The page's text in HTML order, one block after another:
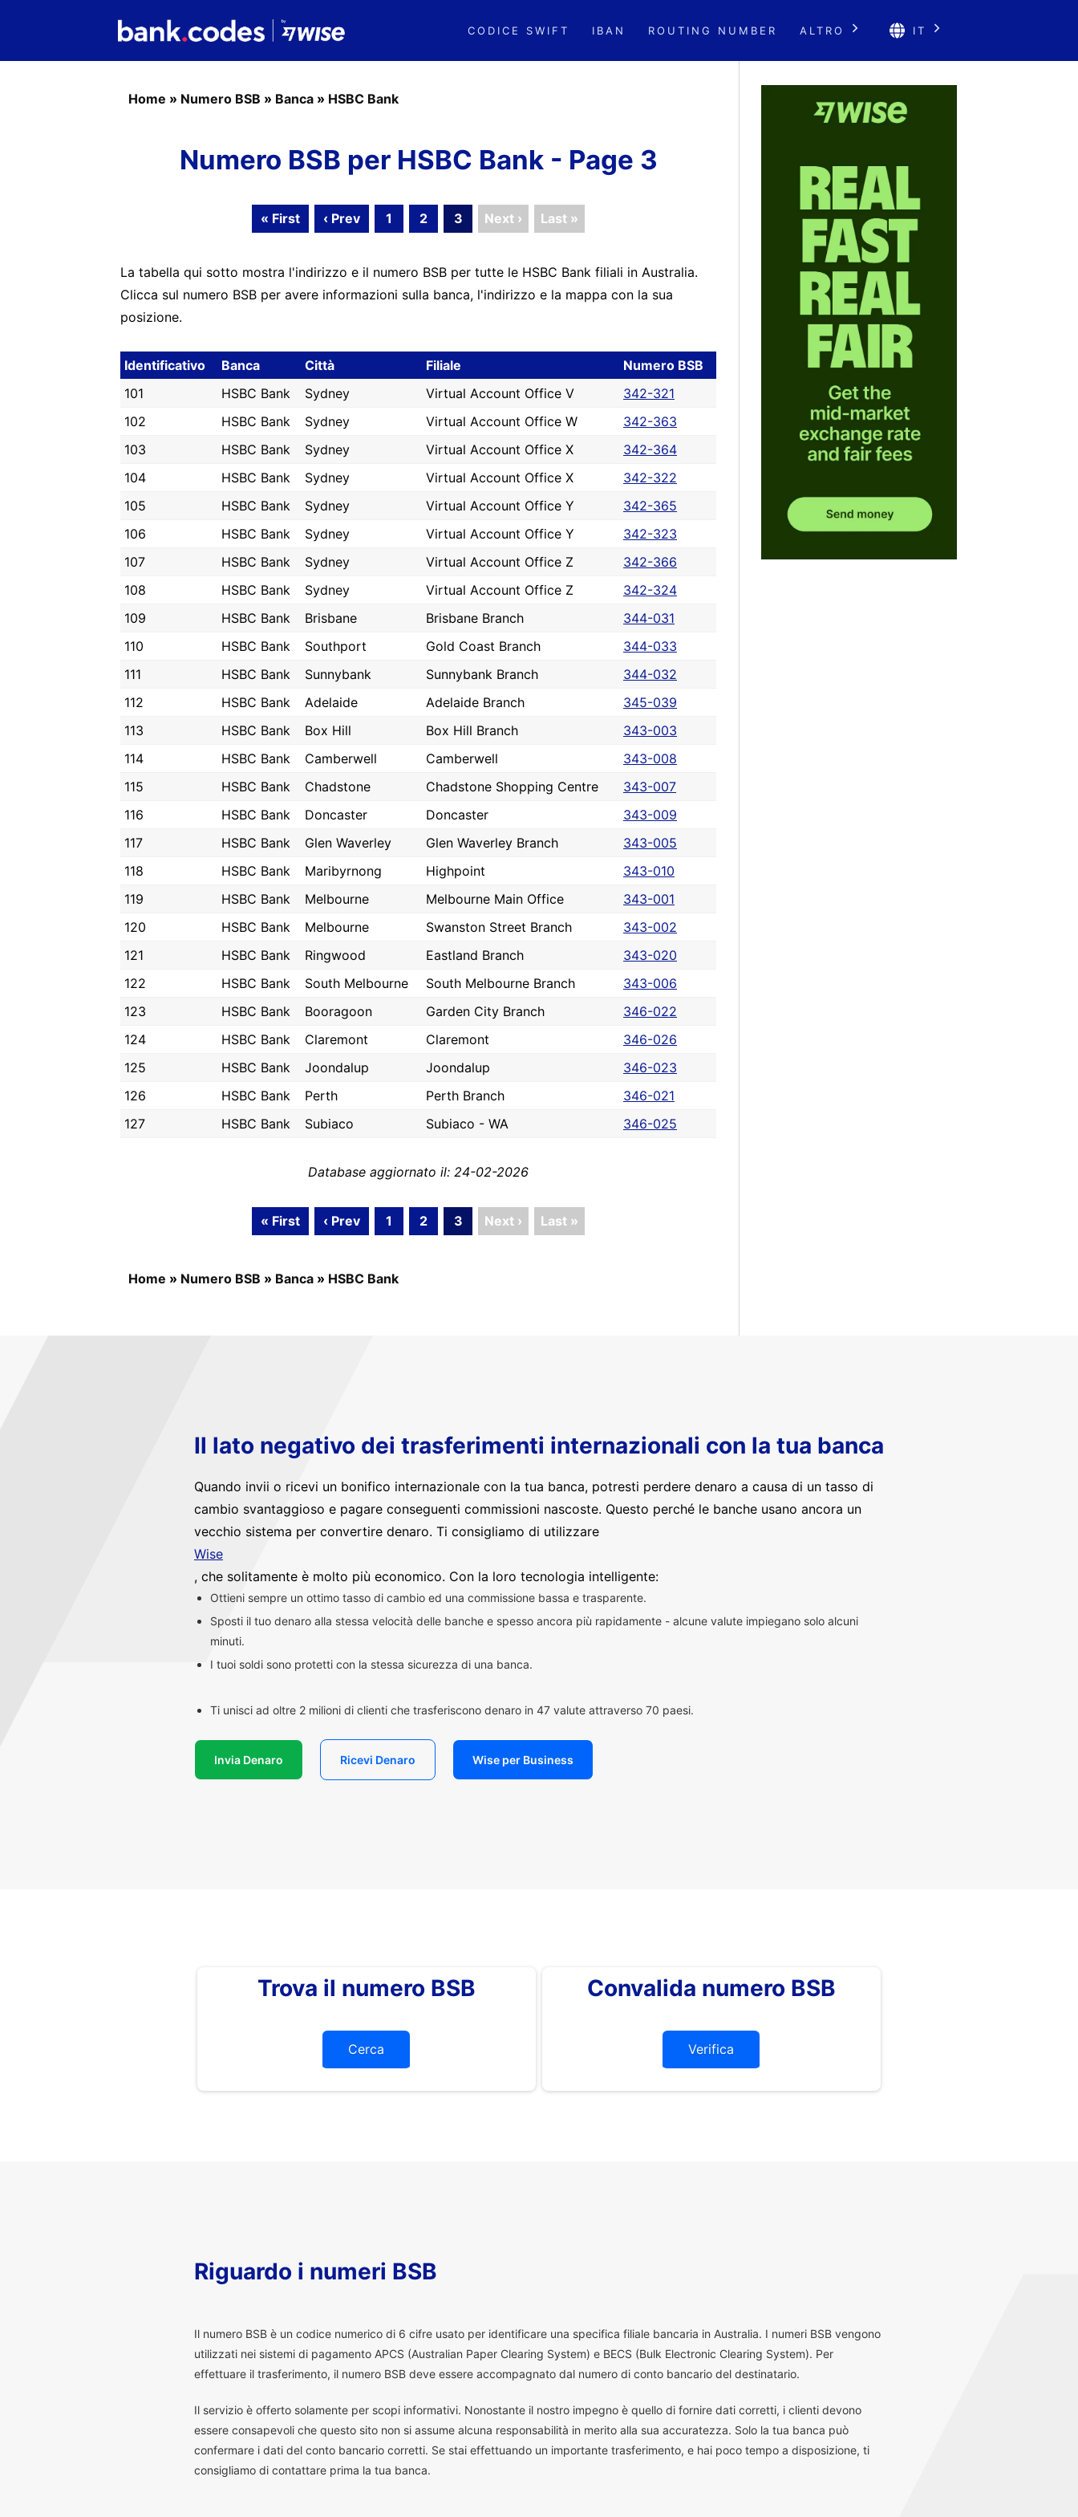
CODICE SWIFT IBAN ROUTING NUMBER ALTRO IT
Home » Numero BSB » Banca » HSBC Bank
Numero BSB per HSBC Bank - Page 3
« First ‹ Prev 1 2 3 Next › Last »
La tabella qui sotto mostra l'indirizzo e il numero BSB per tutte le HSBC Bank filiali in Australia.
Clicca sul numero BSB per avere informazioni sulla banca, l'indirizzo e la mappa con la sua
posizione.
Identificativo Banca Città Filiale
Numero BSB
101
HSBC Bank Sydney Virtual Account Office V
342-321
102
HSBC Bank Sydney Virtual Account Office W
342-363
103
HSBC Bank Sydney Virtual Account Office X
342-364
104
HSBC Bank Sydney Virtual Account Office X
342-322
105
HSBC Bank Sydney Virtual Account Office Y
342-365
106
HSBC Bank Sydney Virtual Account Office Y
342-323
107
HSBC Bank Sydney Virtual Account Office Z
342-366
108
HSBC Bank Sydney Virtual Account Office Z
342-324
109
HSBC Bank Brisbane Brisbane Branch
344-031
110
HSBC Bank Southport Gold Coast Branch
344-033
111
HSBC Bank Sunnybank Sunnybank Branch
344-032
112
HSBC Bank Adelaide Adelaide Branch
345-039
113
HSBC Bank Box Hill Box Hill Branch
343-003
114
HSBC Bank Camberwell Camberwell
343-008
115
HSBC Bank Chadstone Chadstone Shopping Centre
343-007
116
HSBC Bank Doncaster Doncaster
343-009
117
HSBC Bank Glen Waverley Glen Waverley Branch
343-005
118
HSBC Bank Maribyrnong Highpoint
343-010
119
HSBC Bank Melbourne Melbourne Main Office
343-001
120
HSBC Bank Melbourne Swanston Street Branch
343-002
121
HSBC Bank Ringwood Eastland Branch
343-020
122
HSBC Bank South Melbourne South Melbourne Branch
343-006
123
HSBC Bank Booragoon Garden City Branch
346-022
124
HSBC Bank Claremont Claremont
346-026
125
HSBC Bank Joondalup Joondalup
346-023
126
HSBC Bank Perth Perth Branch
346-021
127
HSBC Bank Subiaco Subiaco - WA 346-025
Database aggiornato il: 24-02-2026
« First ‹ Prev 1 2 3 Next › Last »
Home » Numero BSB » Banca » HSBC Bank
Il lato negativo dei trasferimenti internazionali con la tua banca
Quando invii o ricevi un bonifico internazionale con la tua banca, potresti perdere denaro a causa di un tasso di
cambio svantaggioso e pagare conseguenti commissioni nascoste. Questo perché le banche usano ancora un
vecchio sistema per convertire denaro. Ti consigliamo di utilizzare
Wise
, che solitamente è molto più economico. Con la loro tecnologia intelligente:
Ottieni sempre un ottimo tasso di cambio ed una commissione bassa e trasparente.
Sposti il tuo denaro alla stessa velocità delle banche e spesso ancora più rapidamente - alcune valute impiegano solo alcuni
minuti.
I tuoi soldi sono protetti con la stessa sicurezza di una banca.
Ti unisci ad oltre 2 milioni di clienti che trasferiscono denaro in 47 valute attraverso 70 paesi.
Invia Denaro Ricevi Denaro Wise per Business
Trova il numero BSB
Cerca
Convalida numero BSB
Verifica
Riguardo i numeri BSB
Il numero BSB è un codice numerico di 6 cifre usato per identificare una specifica filiale bancaria in Australia. I numeri BSB vengono
utilizzati nei sistemi di pagamento APCS (Australian Paper Clearing System) e BECS (Bulk Electronic Clearing System). Per
effettuare il trasferimento, il numero BSB deve essere accompagnato dal numero di conto bancario del destinatario.
Il servizio è offerto solamente per scopi informativi. Nonostante il nostro impegno è quello di fornire dati corretti, i clienti devono
essere consapevoli che questo sito non si assume alcuna responsabilità in merito alla sua accuratezza. Solo la tua banca può
confermare i dati del conto bancario corretti. Se stai effettuando un importante trasferimento, e hai poco tempo a disposizione, ti
consigliamo di contattare prima la tua banca.